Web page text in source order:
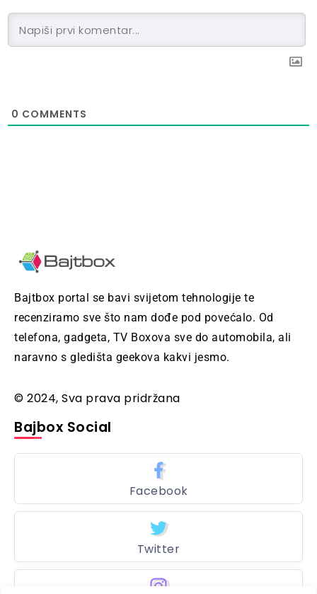
0 COMMENTS
Bajtbox portal se bavi svijetom tehnologije te
recenziramo sve što nam dođe pod povećalo. Od
telefona, gadgeta, TV Boxova sve do automobila, ali
naravno s gledišta geekova kakvi jesmo.
© 2024, Sva prava pridržana
Bajbox Social
Facebook
Twitter